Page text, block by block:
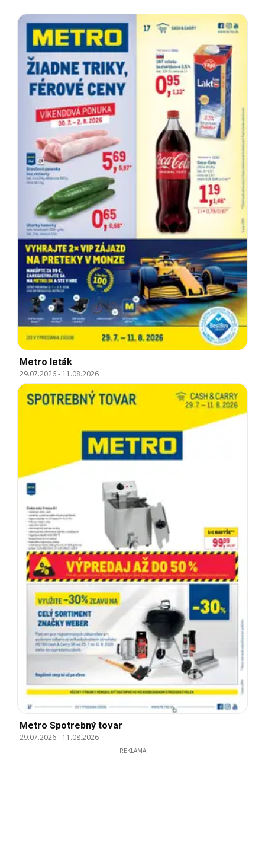
Metro leták
29.07.2026- 11.08.2026
Metro Spotrebný tovar
29.07.2026- 11.08.2026
REKLAMA